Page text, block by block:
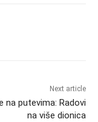
Next article
na putevima: Radovi
na više dionica